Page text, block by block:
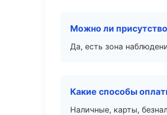
Можно ли
Да, есть зона
Какие способы
Наличные, карты,